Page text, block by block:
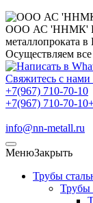
ООО АС 'ННМК'
металлопроката
Осуществляем
Свяжитесь с нами
+7(967) 710-70-10
+7(967) 710-70-10
info@nn-metall.ru
МенюЗакрыть
Трубы
Трубы